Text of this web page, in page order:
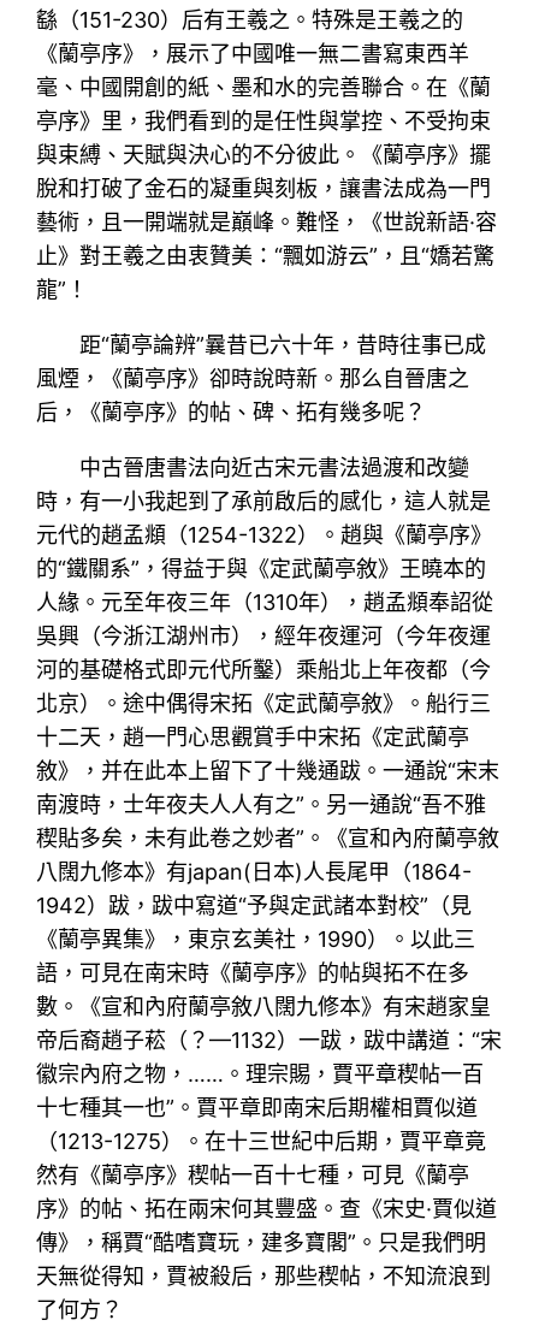
繇（151-230）后有王羲之。特殊是王羲之的
《蘭亭序》，展示了中國唯一無二書寫東西羊
毫、中國開創的紙、墨和水的完善聯合。在《蘭
亭序》里，我們看到的是任性與掌控、不受拘束
與束縛、天賦與決心的不分彼此。《蘭亭序》擺
脫和打破了金石的凝重與刻板，讓書法成為一門
藝術，且一開端就是巔峰。難怪，《世說新語·容
止》對王羲之由衷贊美：“飄如游云”，且“嬌若驚
龍”！
距“蘭亭論辨”曩昔已六十年，昔時往事已成
風煙，《蘭亭序》卻時說時新。那么自晉唐之
后，《蘭亭序》的帖、碑、拓有幾多呢？
中古晉唐書法向近古宋元書法過渡和改變
時，有一小我起到了承前啟后的感化，這人就是
元代的趙孟頫（1254-1322）。趙與《蘭亭序》
的“鐵關系”，得益于與《定武蘭亭敘》王曉本的
人緣。元至年夜三年（1310年），趙孟頫奉詔從
吳興（今浙江湖州市），經年夜運河（今年夜運
河的基礎格式即元代所鑿）乘船北上年夜都（今
北京）。途中偶得宋拓《定武蘭亭敘》。船行三
十二天，趙一門心思觀賞手中宋拓《定武蘭亭
敘》，并在此本上留下了十幾通跋。一通說“宋末
南渡時，士年夜夫人人有之”。另一通說“吾不雅
稧貼多矣，未有此卷之妙者”。《宣和內府蘭亭敘
八闊九修本》有japan(日本)人長尾甲（1864-
1942）跋，跋中寫道“予與定武諸本對校”（見
《蘭亭異集》，東京玄美社，1990）。以此三
語，可見在南宋時《蘭亭序》的帖與拓不在多
數。《宣和內府蘭亭敘八闊九修本》有宋趙家皇
帝后裔趙子菘（？—1132）一跋，跋中講道：“宋
徽宗內府之物，……。理宗賜，賈平章稧帖一百
十七種其一也”。賈平章即南宋后期權相賈似道
（1213-1275）。在十三世紀中后期，賈平章竟
然有《蘭亭序》稧帖一百十七種，可見《蘭亭
序》的帖、拓在兩宋何其豐盛。查《宋史·賈似道
傳》，稱賈“酷嗜寶玩，建多寶閣”。只是我們明
天無從得知，賈被殺后，那些稧帖，不知流浪到
了何方？